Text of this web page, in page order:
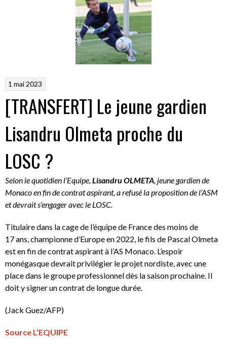
1 mai 2023
[TRANSFERT] Le jeune gardien
Lisandru Olmeta proche du
LOSC ?
Selon le quotidien l’Equipe,Lisandru OLMETA, jeune gardien de
Monaco en fin de contrat aspirant, a refusé la proposition de l’ASM
et devrait s’engager avec le LOSC.
Titulaire dans la cage de l’équipe de France des moins de
17 ans, championne d’Europe en 2022, le fils de Pascal Olmeta
est en fin de contrat aspirant à l’AS Monaco. L’espoir
monégasque devrait privilégier le projet nordiste, avec une
place dans le groupe professionnel dès la saison prochaine. Il
doit y signer un contrat de longue durée.
(Jack Guez/AFP)
Source L’EQUIPE